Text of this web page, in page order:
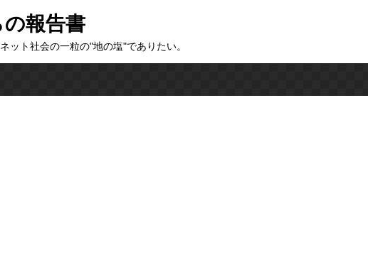
報告書
ット社会の一粒の"地の塩"でありたい。